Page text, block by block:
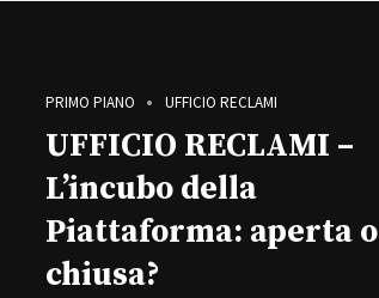
PRIMO PIANO UFFICIO RECLAMI
UFFICIO RECLAMI –
L’incubo della
Piattaforma: aperta o
chiusa?